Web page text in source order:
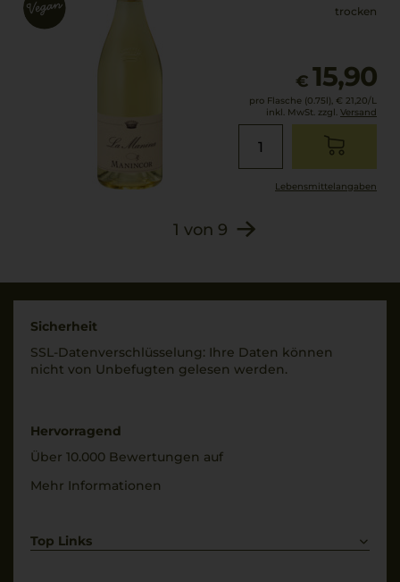
trocken
€ 15,90
pro Flasche (0.75l), € 21,20/L
inkl. MwSt. zzgl. Versand
Lebensmittel­angaben
1 von 9
Sicherheit
SSL-Daten­verschlüs­selung: Ihre Daten können
nicht von Unbe­fugten gelesen werden.
Hervorragend
Über 10.000 Bewertungen auf
Mehr Informationen
Top Links